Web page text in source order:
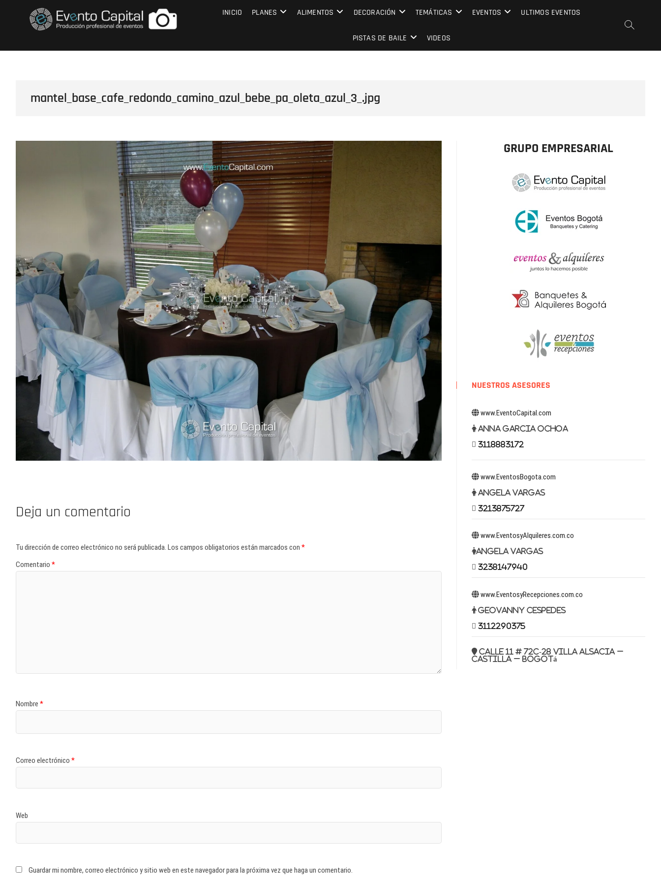
FOTOS GRUPO EMPRESARIAL EVENTO CAPITAL
INICIO PLANES ALIMENTOS DECORACIÓN TEMÁTICAS EVENTOS ULTIMOS EVENTOS
PISTAS DE BAILE VIDEOS
mantel_base_cafe_redondo_camino_azul_bebe_pa_oleta_azul_3_.jpg
Deja un comentario
Tu dirección de correo electrónico no será publicada. Los campos obligatorios están marcados con *
Comentario *
Nombre *
Correo electrónico *
Web
Guardar mi nombre, correo electrónico y sitio web en este navegador para la próxima vez que haga un comentario.
GRUPO EMPRESARIAL
NUESTROS ASESORES
www.EventoCapital.com
Anna Garcia Ochoa
3118883172
www.EventosBogota.com
Angela Vargas
3213875727
www.EventosyAlquileres.com.co
Angela Vargas
3238147940
www.EventosyRecepciones.com.co
Geovanny Cespedes
3112290375
Calle 11 # 72c-28 Villa Alsacia –
Castilla – Bogotá